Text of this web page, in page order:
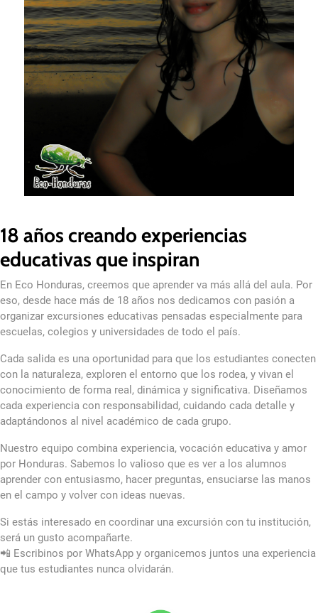
18 años creando experiencias
educativas que inspiran
En Eco Honduras, creemos que aprender va más allá del aula. Por
eso, desde hace más de 18 años nos dedicamos con pasión a
organizar excursiones educativas pensadas especialmente para
escuelas, colegios y universidades de todo el país.
Cada salida es una oportunidad para que los estudiantes conecten
con la naturaleza, exploren el entorno que los rodea, y vivan el
conocimiento de forma real, dinámica y significativa. Diseñamos
cada experiencia con responsabilidad, cuidando cada detalle y
adaptándonos al nivel académico de cada grupo.
Nuestro equipo combina experiencia, vocación educativa y amor
por Honduras. Sabemos lo valioso que es ver a los alumnos
aprender con entusiasmo, hacer preguntas, ensuciarse las manos
en el campo y volver con ideas nuevas.
Si estás interesado en coordinar una excursión con tu institución,
será un gusto acompañarte.
📲 Escribinos por WhatsApp y organicemos juntos una experiencia
que tus estudiantes nunca olvidarán.